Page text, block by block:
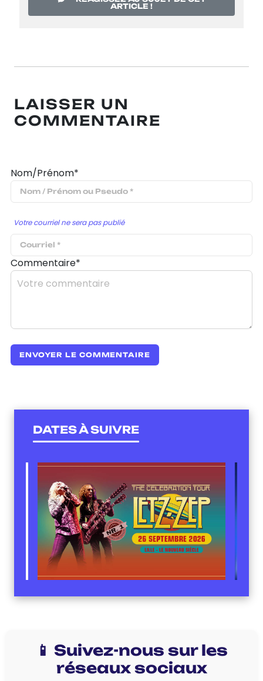
ARTICLE !
LAISSER UN
COMMENTAIRE
Nom/Prénom*
Votre courriel ne sera pas publié
Commentaire*
DATES À SUIVRE
📱 Suivez-nous sur les
réseaux sociaux